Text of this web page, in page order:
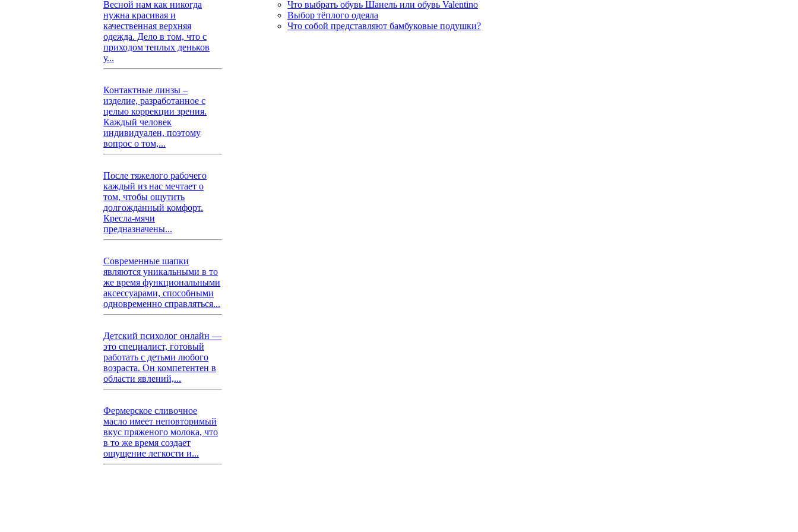
Весной нам как никогда
нужна красивая и
качественная верхняя
одежда. Дело в том, что с
приходом теплых деньков
у...
Контактные линзы –
изделие, разработанное с
целью коррекции зрения.
Каждый человек
индивидуален, поэтому
вопрос о том,...
После тяжелого рабочего
каждый из нас мечтает о
том, чтобы ощутить
долгожданный комфорт.
Кресла-мячи
предназначены...
Современные шапки
являются уникальными в то
же время функциональными
аксессуарами, способными
одновременно справляться...
Детский психолог онлайн —
это специалист, готовый
работать с детьми любого
возраста. Он компетентен в
области явлений,...
Фермерское сливочное
масло имеет неповторимый
вкус пряженого молока, что
в то же время создает
ощущение легкости и...
Что выбрать обувь Шанель или обувь Valentino
Выбор тёплого одеяла
Что собой представляют бамбуковые подушки?